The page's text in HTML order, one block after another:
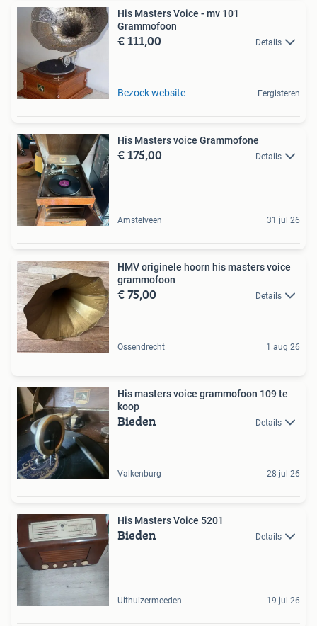
His Masters Voice - mv 101
Grammofoon
€ 111,00 Details
Bezoek website Eergisteren
His Masters voice Grammofone
€ 175,00 Details
Amstelveen 31 jul 26
HMV originele hoorn his masters voice
grammofoon
€ 75,00 Details
Ossendrecht 1 aug 26
His masters voice grammofoon 109 te
koop
Bieden Details
Valkenburg 28 jul 26
His Masters Voice 5201
Bieden Details
Uithuizermeeden 19 jul 26